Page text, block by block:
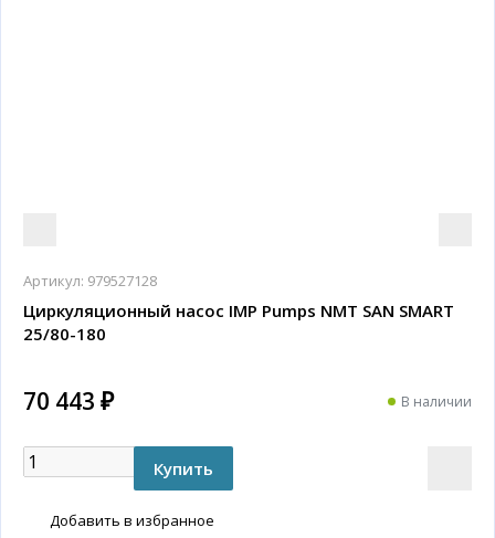
Артикул: 979527128
Циркуляционный насос IMP Pumps NMT SAN SMART
25/80-180
70 443 ₽ В наличии
Добавить в избранное